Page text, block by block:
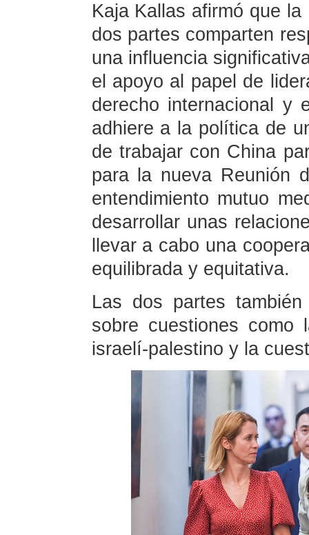
Kaja Kallas afirmó que
dos partes comparten
una influencia
el apoyo al papel de
derecho internacional y
adhiere a la política de
de trabajar con China
para la nueva Reunión
entendimiento mutuo
desarrollar unas
llevar a cabo una
equilibrada y equitativa.
Las dos partes
sobre cuestiones
israelí-palestino y la